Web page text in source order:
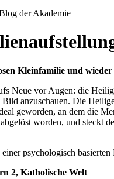
Kleinfamilie und
Neue vor Augen: die
anzuschauen. Die
geworden, an dem die
worden, und steckt
psychologisch
2, Katholische Welt